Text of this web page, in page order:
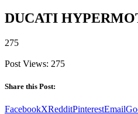
DUCATI
275
Post Views: 275
Share this Post:
FacebookXRedditPinterestEmail